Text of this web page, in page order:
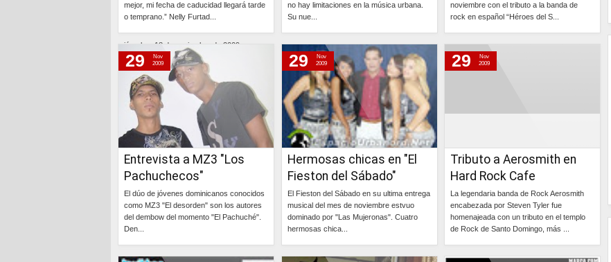
mejor, mi fecha de caducidad llegará tarde
o temprano.” Nelly Furtad...
Continúa »
no hay limitaciones en la música urbana.
Su nue...
noviembre con el tributo a la banda de
rock en español “Héroes del S...
Entrevista a MZ3 "Los
Pachuchecos"
El dúo de jóvenes dominicanos conocidos
como MZ3 "El desorden" son los autores
del dembow del momento "El Pachuché".
Den...
29
Nov
2009
Hermosas chicas en "El
Fieston del Sábado"
El Fieston del Sábado en su ultima entrega
musical del mes de noviembre estvuo
dominado por "Las Mujeronas". Cuatro
hermosas chica...
29
Nov
2009
Tributo a Aerosmith en
Hard Rock Cafe
La legendaria banda de Rock Aerosmith
encabezada por Steven Tyler fue
homenajeada con un tributo en el templo
de Rock de Santo Domingo, más ...
29
Nov
2009
viernes, 20 de noviembre de 2009
miércoles, 18 de noviembre de 2009
martes, 17 de noviembre de 2009
lunes, 16 de noviembre de 2009
domingo, 15 de noviembre de 2009
miércoles, 4 de noviembre de 2009
domingo, 1 de noviembre de 2009